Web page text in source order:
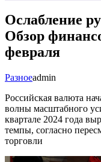
Ослабление
Обзор
февраля
Разноеadmin
Российская валюта
волны масштабного
квартале 2024 года
темпы, согласно
торговли